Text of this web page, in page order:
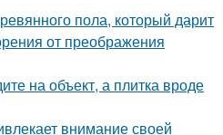
пола, который дарит
от преображения
на объект, а плитка вроде
внимание своей